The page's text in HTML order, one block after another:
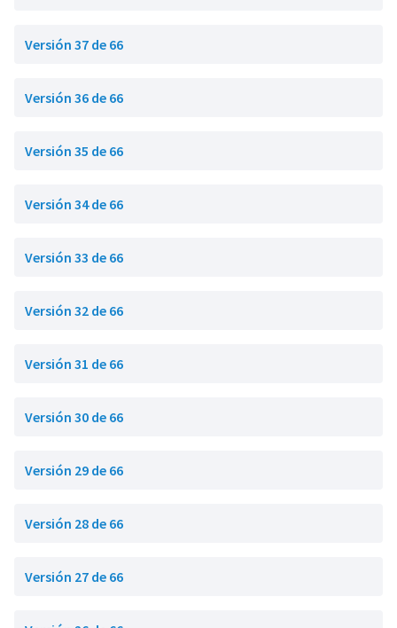
Versión 37 de 66
Versión 36 de 66
Versión 35 de 66
Versión 34 de 66
Versión 33 de 66
Versión 32 de 66
Versión 31 de 66
Versión 30 de 66
Versión 29 de 66
Versión 28 de 66
Versión 27 de 66